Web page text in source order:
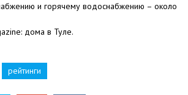
и горячему водоснабжению – около
дома в Туле.
рейтинги